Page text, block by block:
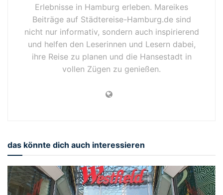
Erlebnisse in Hamburg erleben. Mareikes
Beiträge auf Städtereise-Hamburg.de sind
nicht nur informativ, sondern auch inspirierend
und helfen den Leserinnen und Lesern dabei,
ihre Reise zu planen und die Hansestadt in
vollen Zügen zu genießen.
das könnte dich auch interessieren